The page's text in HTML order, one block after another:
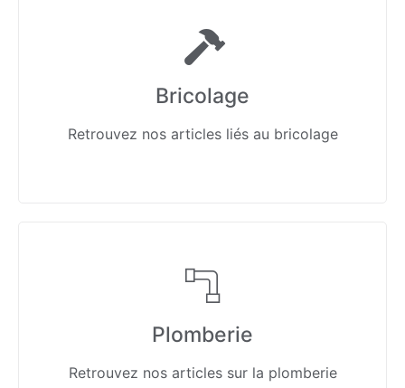
Bricolage
Retrouvez nos articles liés au bricolage
Plomberie
Retrouvez nos articles sur la plomberie